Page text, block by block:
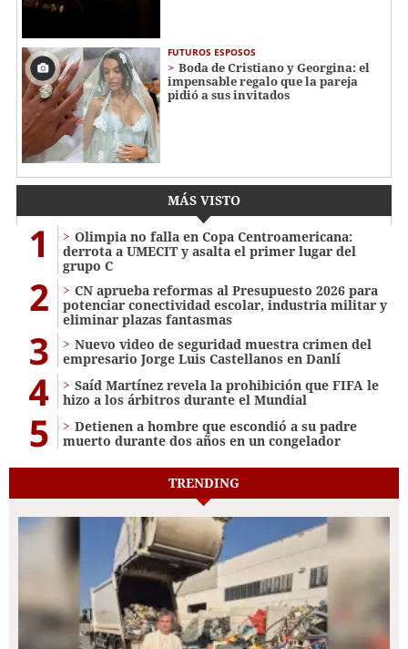
FUTUROS ESPOSOS
Boda de Cristiano y Georgina: el
impensable regalo que la pareja
pidió a sus invitados
MÁS VISTO
1
Olimpia no falla en Copa Centroamericana:
derrota a UMECIT y asalta el primer lugar del
grupo C
2
CN aprueba reformas al Presupuesto 2026 para
potenciar conectividad escolar, industria militar y
eliminar plazas fantasmas
3
Nuevo video de seguridad muestra crimen del
empresario Jorge Luis Castellanos en Danlí
4
Saíd Martínez revela la prohibición que FIFA le
hizo a los árbitros durante el Mundial
5
Detienen a hombre que escondió a su padre
muerto durante dos años en un congelador
TRENDING